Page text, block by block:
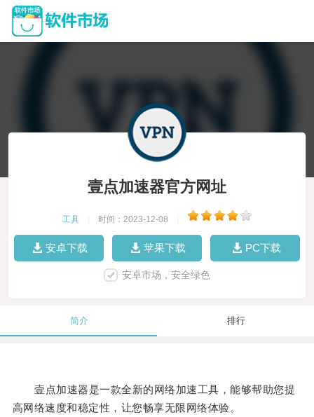
壹点加速器官方网址
工具 时间：2023-12-08
安卓下载 苹果下载 PC下载
安卓市场，安全绿色
简介 排行
壹点加速器是一款全新的网络加速工具，能够帮助您提
高网络速度和稳定性，让您畅享无限网络体验。